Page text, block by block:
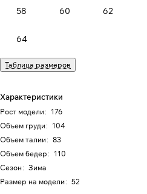
58 60 62
64
Таблица размеров
Характеристики
Рост модели: 176
Объем груди: 104
Объем талии: 83
Объем бедер: 110
Сезон: Зима
Размер на модели: 52